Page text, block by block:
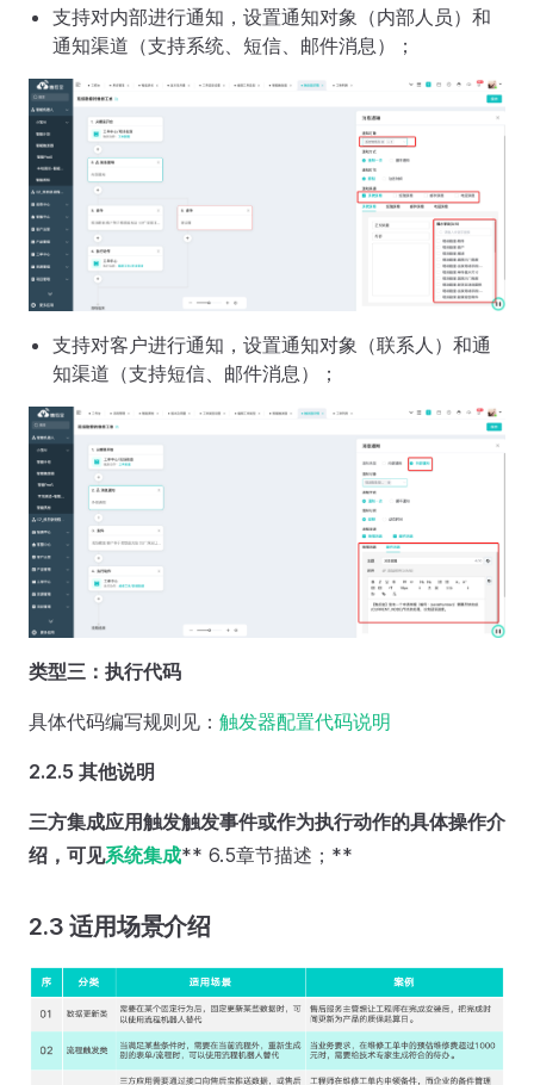
支持对内部进行通知，设置通知对象（内部人员）和
通知渠道（支持系统、短信、邮件消息）；
支持对客户进行通知，设置通知对象（联系人）和通
知渠道（支持短信、邮件消息）；
类型三：执行代码
具体代码编写规则见： 触发器配置代码说明
2.2.5 其他说明
三方集成应用触发触发事件或作为执行动作的具体操作介
绍，可见系统集成** 6.5章节描述；**
2.3 适用场景介绍